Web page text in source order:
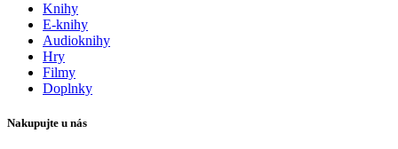
Knihy
E-knihy
Audioknihy
Hry
Filmy
Doplnky
Nakupujte u nás